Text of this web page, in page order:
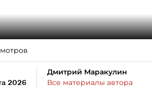
2026
Дмитрий Маракулин
Все материалы автора